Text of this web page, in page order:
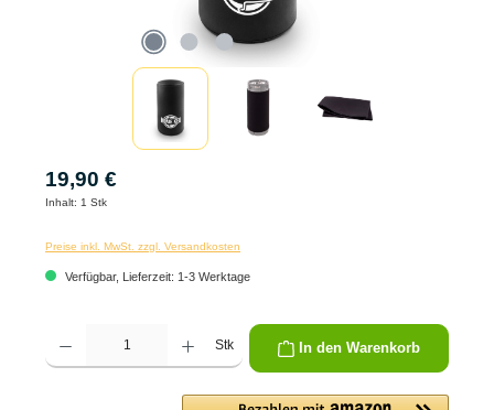
19,90 €
Inhalt: 1 Stk
Preise inkl. MwSt. zzgl. Versandkosten
Verfügbar, Lieferzeit: 1-3 Werktage
Produkt Anzahl: Gib den gewünschten Wert ein oder benutze die Schaltflächen um
Stk In den Warenkorb